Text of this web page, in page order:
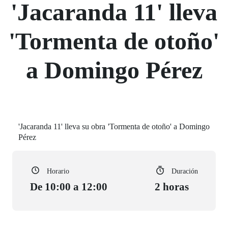
'Jacaranda 11' lleva
'Tormenta de otoño'
a Domingo Pérez
'Jacaranda 11' lleva su obra 'Tormenta de otoño' a Domingo
Pérez
Horario
De 10:00 a 12:00
Duración
2 horas